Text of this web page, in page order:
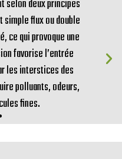
selon deux principes
simple flux ou double
ce qui provoque une
favorise l’entrée
les interstices des
polluants, odeurs,
fines.